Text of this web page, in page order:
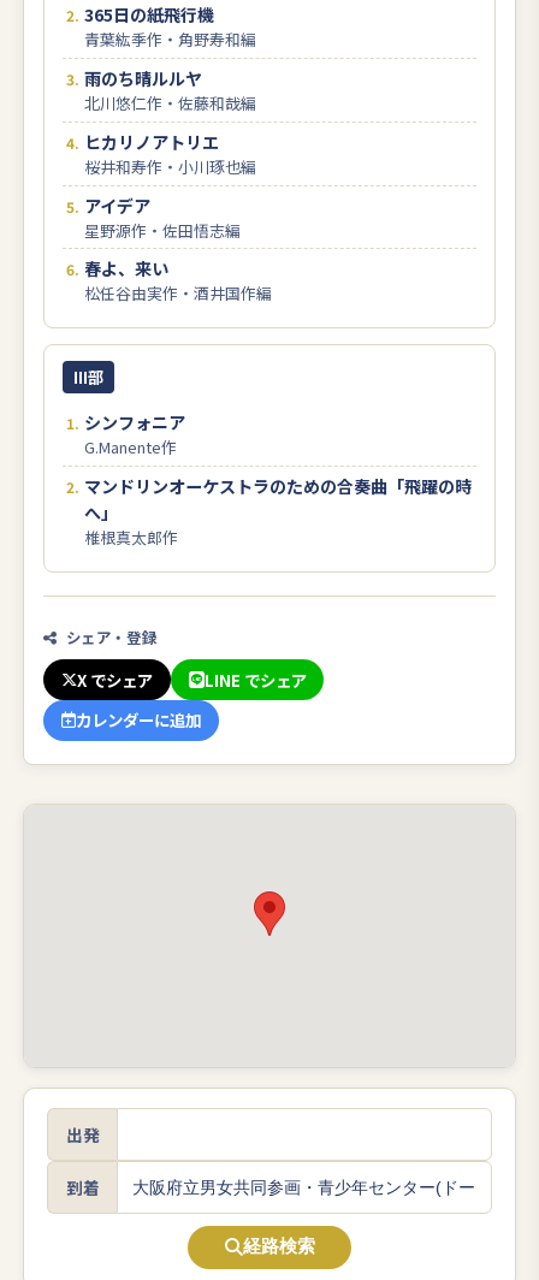
365日の紙飛行機
青葉紘季作・角野寿和編
雨のち晴ルルヤ
北川悠仁作・佐藤和哉編
ヒカリノアトリエ
桜井和寿作・小川琢也編
アイデア
星野源作・佐田悟志編
春よ、来い
松任谷由実作・酒井国作編
III部
シンフォニア
G.Manente作
マンドリンオーケストラのための合奏曲「飛躍の時
へ」
椎根真太郎作
シェア・登録
X でシェア
LINE でシェア
カレンダーに追加
出発
到着
経路検索